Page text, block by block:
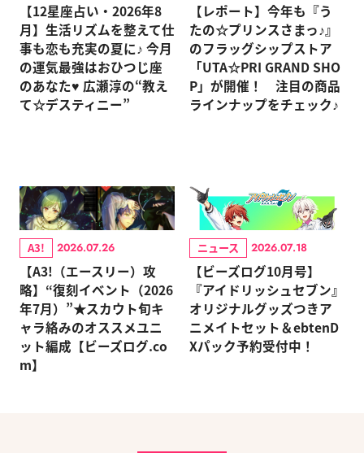
【12星座占い・2026年8
月】生活リズムを整えて仕
事も恋も充実の夏に♪ 今月
の運気最強はおひつじ座
のあなた♥ 広瀬淳の“教え
て☆デスティニー”
【レポート】今年も『う
たの☆プリンスさまっ♪』
のフラッグシップストア
「UTA☆PRI GRAND SHO
P」が開催！ 注目の商品
ラインナップをチェック♪
A3! 2026.07.26
【A3!（エースリー）攻
略】“復刻イベント（2026
年7月）”★スカウト旬キ
ャラ絡みのオススメユニ
ット編成【ビーズログ.co
m】
ニュース 2026.07.18
【ビーズログ10月号】
『アイドリッシュセブン』
オリジナルグッズつきア
ニメイトセット＆ebtenD
Xパック予約受付中！